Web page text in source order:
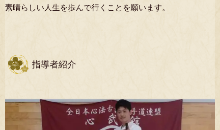
素晴らしい人生を歩んで行くことを願います。
指導者紹介